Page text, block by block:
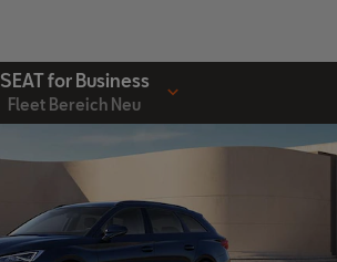
SEAT for Business
Fleet Bereich Neu